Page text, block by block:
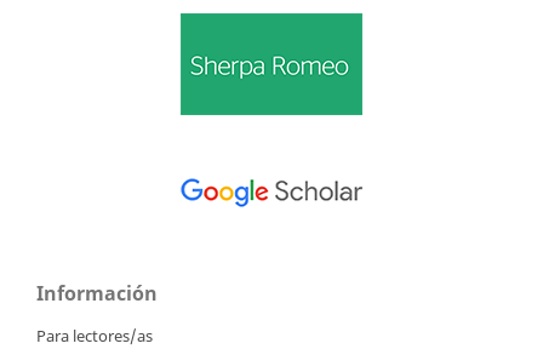
Información
Para lectores/as